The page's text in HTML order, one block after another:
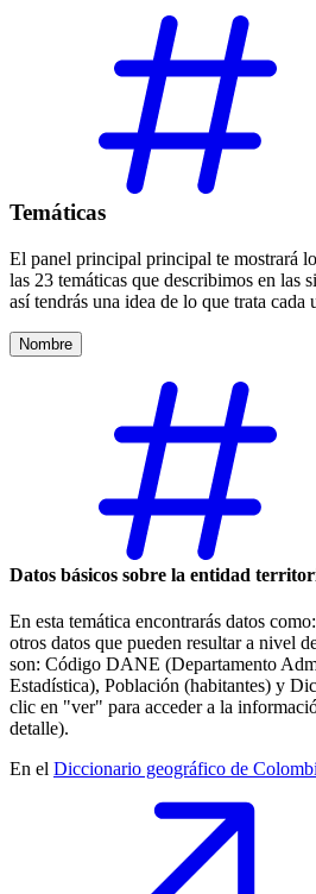
Temáticas
El panel principal principal te mostrará
las 23 temáticas que describimos en las
así tendrás una idea de lo que trata cada
Nombre
Datos básicos sobre la entidad
En esta temática encontrarás datos
otros datos que pueden resultar a nivel
son: Código DANE (Departamento
Estadística), Población (habitantes) y
clic en "ver" para acceder a la
detalle).
En el Diccionario geográfico de